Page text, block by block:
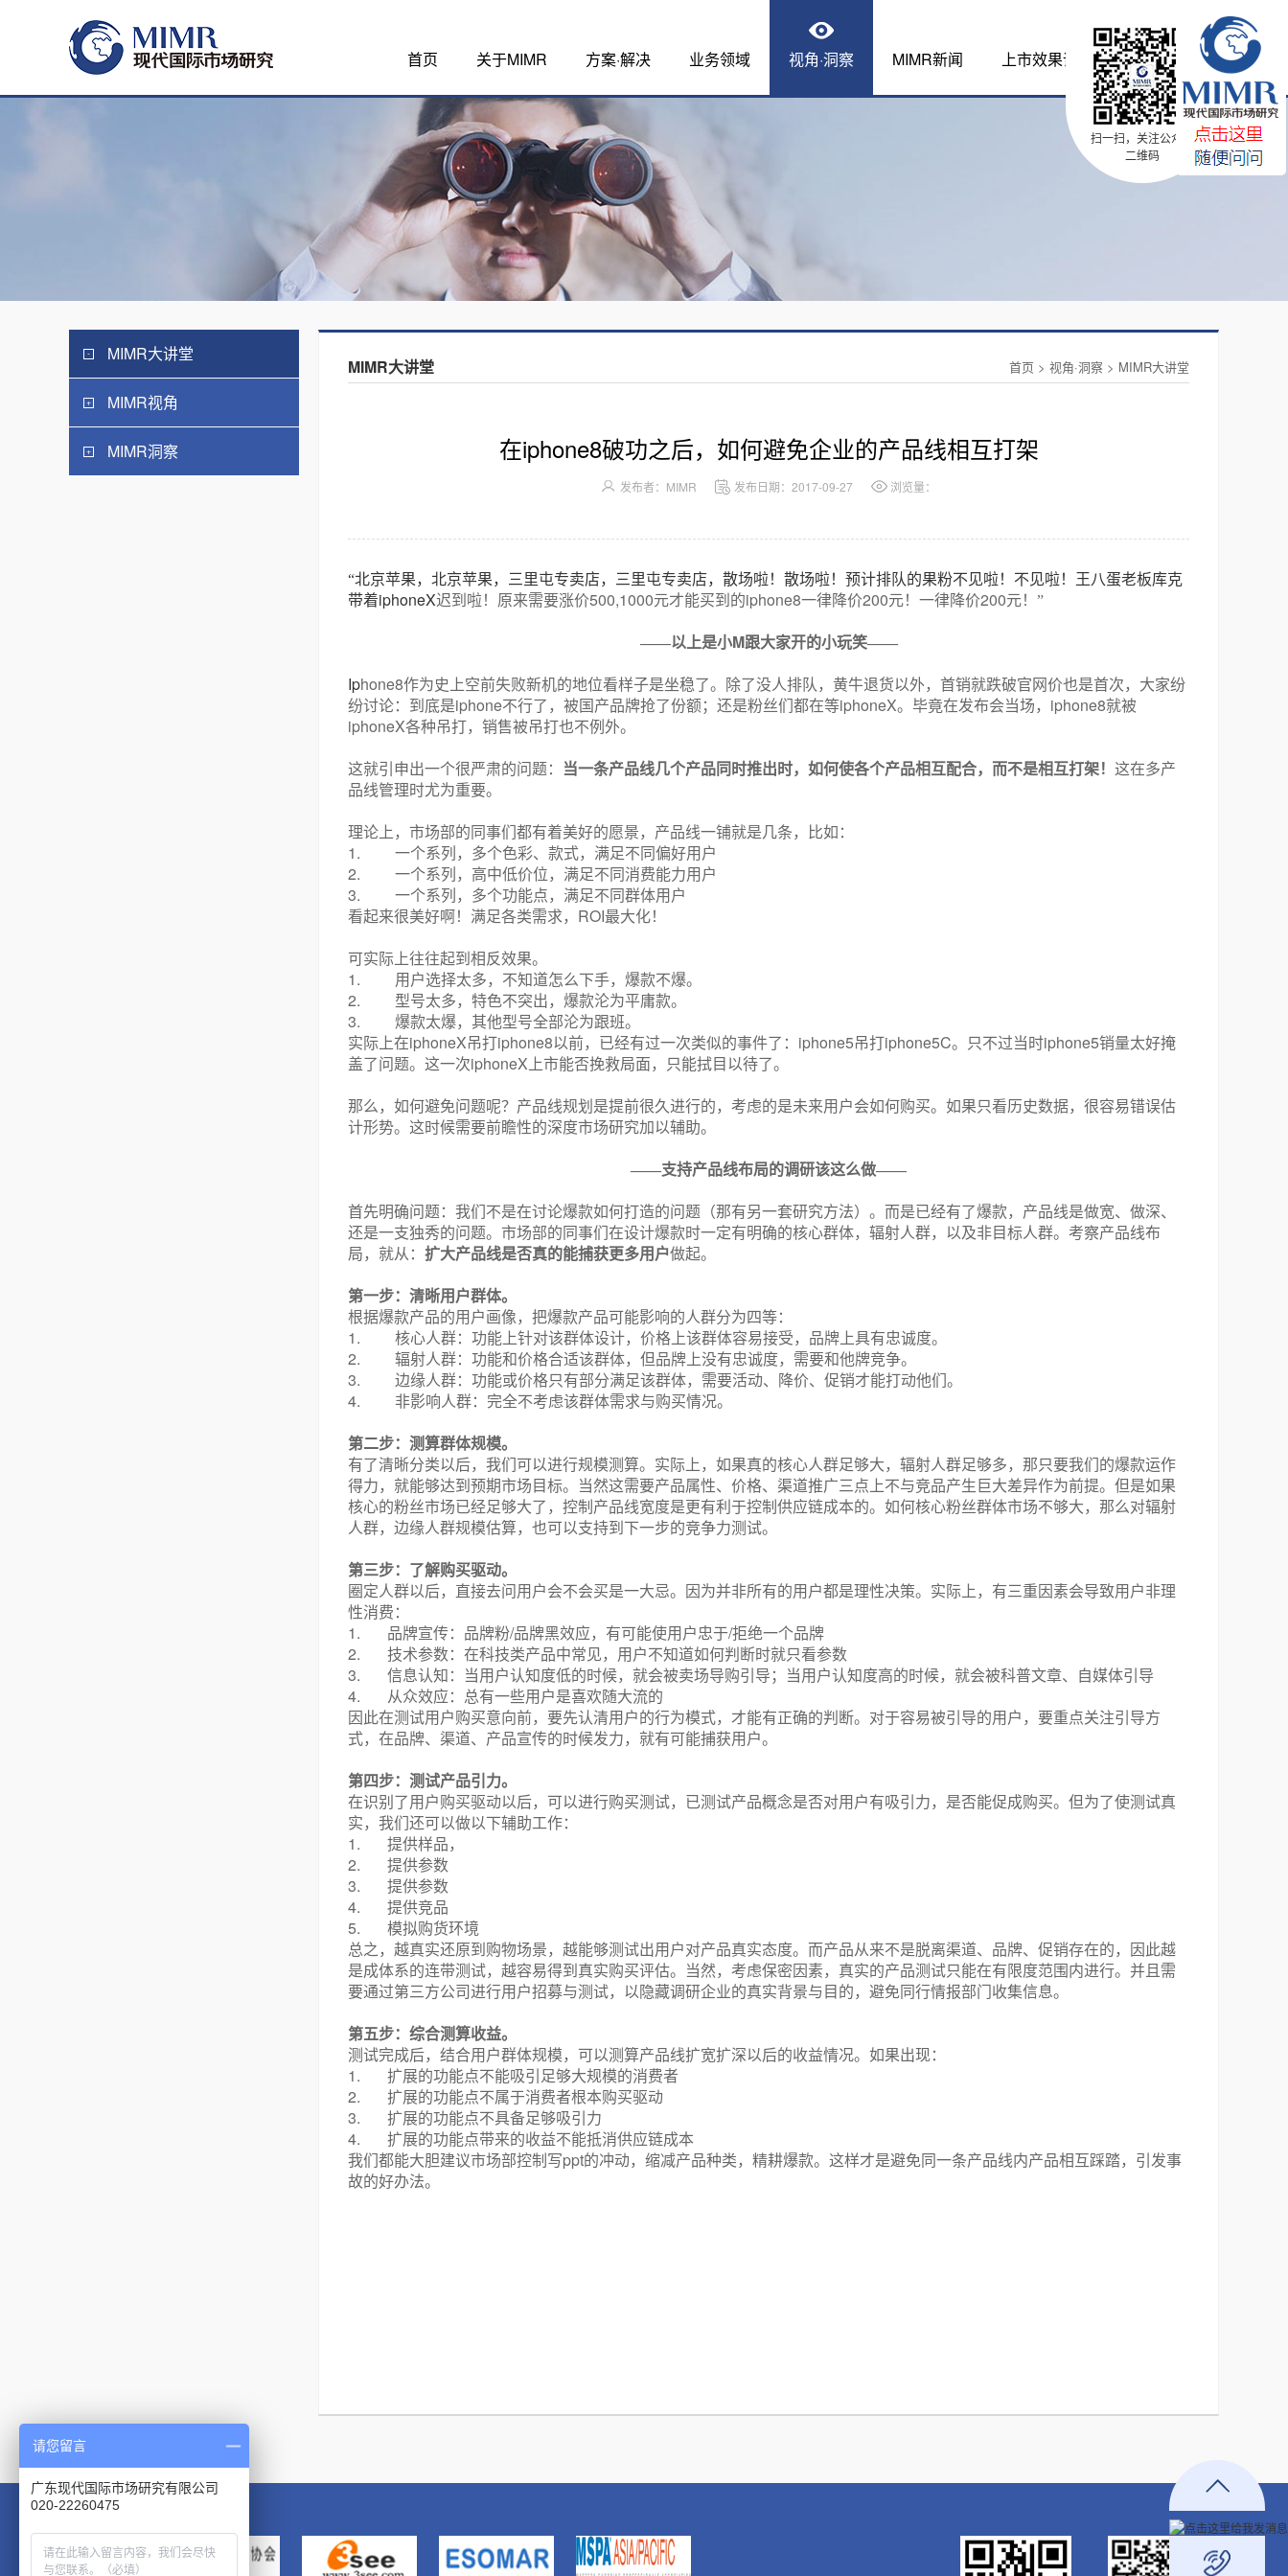
首页 关于MIMR 方案·解决 业务领域 视角·洞察 MIMR新闻 上市效果评估体系
扫一扫，关注公众号
二维码
MIMR大讲堂
MIMR视角
MIMR洞察
MIMR大讲堂 首页 > 视角·洞察 > MIMR大讲堂
在iphone8破功之后，如何避免企业的产品线相互打架
发布者：MIMR 发布日期：2017-09-27 浏览量：
“北京苹果，北京苹果，三里屯专卖店，三里屯专卖店，散场啦！散场啦！预计排队的果粉不见啦！不见啦！王八蛋老板库克
带着iphoneX迟到啦！原来需要涨价500,1000元才能买到的iphone8一律降价200元！一律降价200元！”
——以上是小M跟大家开的小玩笑——
Iphone8作为史上空前失败新机的地位看样子是坐稳了。除了没人排队，黄牛退货以外，首销就跌破官网价也是首次，大家纷
纷讨论：到底是iphone不行了，被国产品牌抢了份额；还是粉丝们都在等iphoneX。毕竟在发布会当场， iphone8就被
iphoneX各种吊打，销售被吊打也不例外。
这就引申出一个很严肃的问题： 当一条产品线几个产品同时推出时，如何使各个产品相互配合，而不是相互打架！ 这在多产
品线管理时尤为重要。
理论上，市场部的同事们都有着美好的愿景，产品线一铺就是几条，比如：
1. 一个系列，多个色彩、款式，满足不同偏好用户
2. 一个系列，高中低价位，满足不同消费能力用户
3.
一个系列，多个功能点，满足不同群体用户
看起来很美好啊！满足各类需求， ROI最大化！
可实际上往往起到相反效果。
1. 用户选择太多，不知道怎么下手，爆款不爆。
2. 型号太多，特色不突出，爆款沦为平庸款。
3.
爆款太爆，其他型号全部沦为跟班。
实际上在iphoneX吊打iphone8以前，已经有过一次类似的事件了： iphone5吊打iphone5C。只不过当时iphone5销量太好掩
盖了问题。这一次iphoneX 上市能否挽救局面，只能拭目以待了。
那么，如何避免问题呢？产品线规划是提前很久进行的，考虑的是未来用户会如何购买。如果只看历史数据，很容易错误估
计形势。这时候需要前瞻性的深度市场研究加以辅助。
——支持产品线布局的调研该这么做——
首先明确问题：我们不是在讨论爆款如何打造的问题（那有另一套研究方法）。而是已经有了爆款，产品线是做宽、做深、
还是一支独秀的问题。市场部的同事们在设计爆款时一定有明确的核心群体，辐射人群，以及非目标人群。考察产品线布
局，就从： 扩大产品线是否真的能捕获更多用户做起。
第一步：清晰用户群体。
根据爆款产品的用户画像，把爆款产品可能影响的人群分为四等：
1. 核心人群：功能上针对该群体设计，价格上该群体容易接受，品牌上具有忠诚度。
2. 辐射人群：功能和价格合适该群体，但品牌上没有忠诚度，需要和他牌竞争。
3. 边缘人群：功能或价格只有部分满足该群体，需要活动、降价、促销才能打动他们。
4. 非影响人群：完全不考虑该群体需求与购买情况。
第二步：测算群体规模。
有了清晰分类以后，我们可以进行规模测算。实际上，如果真的核心人群足够大，辐射人群足够多，那只要我们的爆款运作
得力，就能够达到预期市场目标。当然这需要产品属性、价格、渠道推广三点上不与竞品产生巨大差异作为前提。但是如果
核心的粉丝市场已经足够大了，控制产品线宽度是更有利于控制供应链成本的。如何核心粉丝群体市场不够大，那么对辐射
人群，边缘人群规模估算，也可以支持到下一步的竞争力测试。
第三步：了解购买驱动。
圈定人群以后，直接去问用户会不会买是一大忌。因为并非所有的用户都是理性决策。实际上，有三重因素会导致用户非理
性消费：
1. 品牌宣传：品牌粉/品牌黑效应，有可能使用户忠于/拒绝一个品牌
2. 技术参数：在科技类产品中常见，用户不知道如何判断时就只看参数
3. 信息认知：当用户认知度低的时候，就会被卖场导购引导；当用户认知度高的时候，就会被科普文章、自媒体引导
4.
从众效应：总有一些用户是喜欢随大流的
因此在测试用户购买意向前，要先认清用户的行为模式，才能有正确的判断。对于容易被引导的用户，要重点关注引导方
式，在品牌、渠道、产品宣传的时候发力，就有可能捕获用户。
第四步：测试产品引力。
在识别了用户购买驱动以后，可以进行购买测试，已测试产品概念是否对用户有吸引力，是否能促成购买。但为了使测试真
实，我们还可以做以下辅助工作：
1. 提供样品，
2. 提供参数
3. 提供参数
4. 提供竞品
5.
模拟购货环境
总之，越真实还原到购物场景，越能够测试出用户对产品真实态度。而产品从来不是脱离渠道、品牌、促销存在的，因此越
是成体系的连带测试，越容易得到真实购买评估。当然，考虑保密因素，真实的产品测试只能在有限度范围内进行。并且需
要通过第三方公司进行用户招募与测试，以隐藏调研企业的真实背景与目的，避免同行情报部门收集信息。
第五步：综合测算收益。
测试完成后，结合用户群体规模，可以测算产品线扩宽扩深以后的收益情况。如果出现：
1. 扩展的功能点不能吸引足够大规模的消费者
2. 扩展的功能点不属于消费者根本购买驱动
3. 扩展的功能点不具备足够吸引力
4.
扩展的功能点带来的收益不能抵消供应链成本
我们都能大胆建议市场部控制写ppt的冲动，缩减产品种类，精耕爆款。这样才是避免同一条产品线内产品相互踩踏，引发事
故的好办法。
友情链接：
请您留言
广东现代国际市场研究有限公司
020-22260475